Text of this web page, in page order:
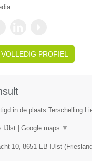
PROFIEL
in de plaats Terschelling
IJlst| Google maps ▼
10, 8651 EB IJlst(Friesland